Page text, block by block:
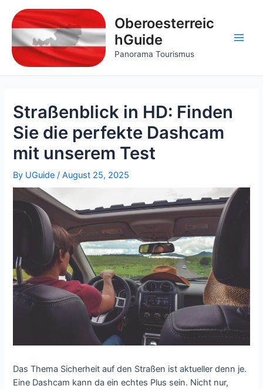
content
Oberoesterreic
hGuide
Panorama Tourismus
Straßenblick in HD: Finden
Sie die perfekte Dashcam
mit unserem Test
By UGuide/August 25, 2025
Das Thema Sicherheit auf den Straßen ist aktueller denn je.
Eine Dashcam kann da ein echtes Plus sein. Nicht nur,